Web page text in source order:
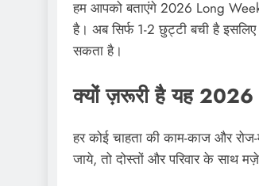
हम आपको बताएंगे 2026 Long
है। अब सिर्फ 1-2 छुट्टी बची है
सकता है।
क्यों ज़रूरी है यह
हर कोई चाहता की काम-काज और
जाये, तो दोस्तों और परिवार के साथ